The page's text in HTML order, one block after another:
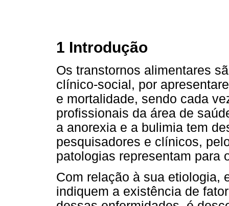
1 Introdução
Os transtornos alimentares
clínico-social, por
e mortalidade, sendo cada
profissionais da área de
a anorexia e a bulimia tem
pesquisadores e clínicos,
patologias representam para
Com relação à sua etiologia,
indiquem a existência de